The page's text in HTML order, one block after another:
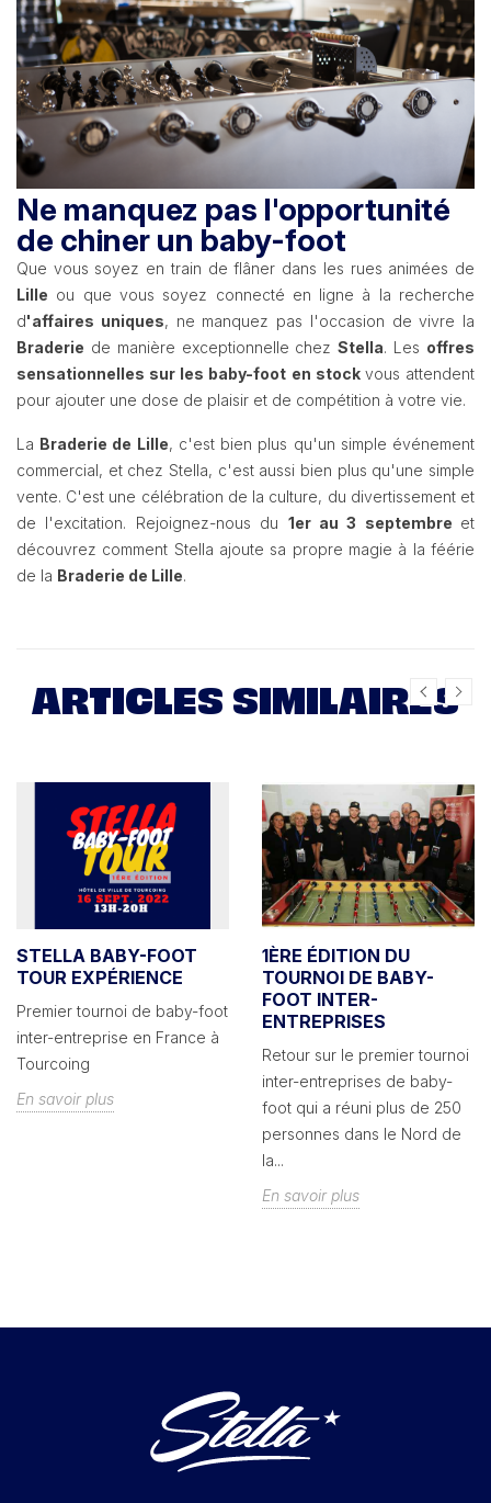
Ne manquez pas l'opportunité
de chiner un baby-foot
Que vous soyez en train de flâner dans les rues animées de
Lille ou que vous soyez connecté en ligne à la recherche
d'affaires uniques, ne manquez pas l'occasion de vivre la
Braderie de manière exceptionnelle chezStella. Les offres
sensationnelles sur les baby-foot en stock vous attendent
pour ajouter une dose de plaisir et de compétition à votre vie.
La Braderie de Lille, c'est bien plus qu'un simple événement
commercial, et chez Stella, c'est aussi bien plus qu'une simple
vente. C'est une célébration de la culture, du divertissement et
de l'excitation. Rejoignez-nous du 1er au 3 septembre et
découvrez comment Stella ajoute sa propre magie à la féérie
de la Braderie de Lille.
ARTICLES SIMILAIRES
STELLA BABY-FOOT
TOUR EXPÉRIENCE
Premier tournoi de baby-foot
inter-entreprise en France à
Tourcoing
En savoir plus
1ÈRE ÉDITION DU
TOURNOI DE BABY-
FOOT INTER-
ENTREPRISES
Retour sur le premier tournoi
inter-entreprises de baby-
foot qui a réuni plus de 250
personnes dans le Nord de
la...
En savoir plus